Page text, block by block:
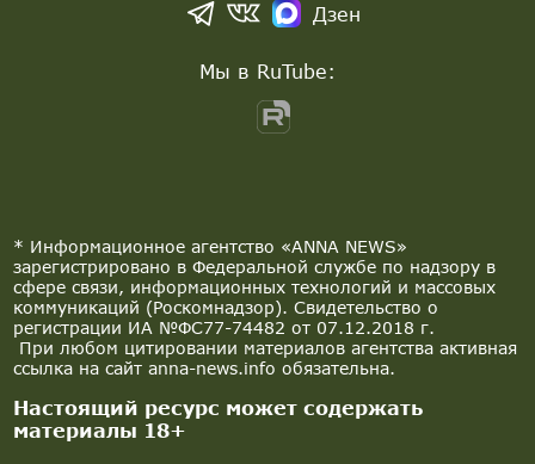
* Информационное агентство «ANNA NEWS»
зарегистрировано в Федеральной службе по надзору в
сфере связи, информационных технологий и массовых
коммуникаций (Роскомнадзор). Свидетельство о
регистрации ИА №ФС77-74482 от 07.12.2018 г.
При любом цитировании материалов агентства активная
ссылка на сайт anna-news.info обязательна.
Настоящий ресурс может содержать
материалы 18+
Дзен
Мы в RuTube: